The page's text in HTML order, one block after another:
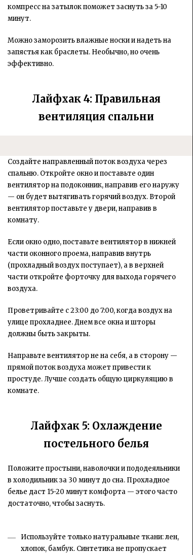
компресс на затылок поможет заснуть за 5-10
минут.
Можно заморозить влажные носки и надеть на
запястья как браслеты. Необычно, но очень
эффективно.
Лайфхак 4: Правильная
вентиляция спальни
Создайте направленный поток воздуха через
спальню. Откройте окно и поставьте один
вентилятор на подоконник, направив его наружу
— он будет вытягивать горячий воздух. Второй
вентилятор поставьте у двери, направив в
комнату.
Если окно одно, поставьте вентилятор в нижней
части оконного проема, направив внутрь
(прохладный воздух поступает), а в верхней
части откройте форточку для выхода горячего
воздуха.
Проветривайте с 23:00 до 7:00, когда воздух на
улице прохладнее. Днем все окна и шторы
должны быть закрыты.
Направьте вентилятор не на себя, а в сторону —
прямой поток воздуха может привести к
простуде. Лучше создать общую циркуляцию в
комнате.
Лайфхак 5: Охлаждение
постельного белья
Положите простыни, наволочки и пододеяльники
в холодильник за 30 минут до сна. Прохладное
белье даст 15-20 минут комфорта — этого часто
достаточно, чтобы заснуть.
Используйте только натуральные ткани: лен,
хлопок, бамбук. Синтетика не пропускает